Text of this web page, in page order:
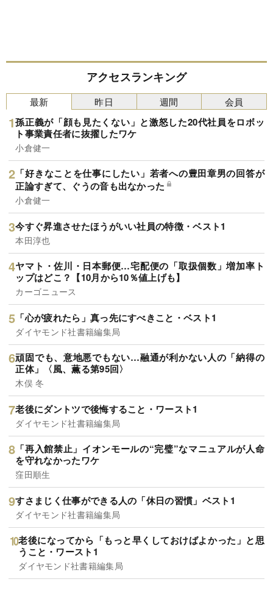
アクセスランキング
最新
孫正義が「顔も見たくない」と激怒した20代社員をロボッ
ト事業責任者に抜擢したワケ
小倉健一
「好きなことを仕事にしたい」若者への豊田章男の回答が
正論すぎて、ぐうの音も出なかった
小倉健一
今すぐ昇進させたほうがいい社員の特徴・ベスト1
本田淳也
ヤマト・佐川・日本郵便…宅配便の「取扱個数」増加率ト
ップはどこ？【10月から10％値上げも】
カーゴニュース
「心が疲れたら」真っ先にすべきこと・ベスト1
ダイヤモンド社書籍編集局
頑固でも、意地悪でもない…融通が利かない人の「納得の
正体」〈風、薫る第95回〉
木俣 冬
老後にダントツで後悔すること・ワースト1
ダイヤモンド社書籍編集局
「再入館禁止」イオンモールの“完璧”なマニュアルが人命
を守れなかったワケ
窪田順生
すさまじく仕事ができる人の「休日の習慣」ベスト1
ダイヤモンド社書籍編集局
老後になってから「もっと早くしておけばよかった」と思
うこと・ワースト1
ダイヤモンド社書籍編集局
昨日 週間 会員